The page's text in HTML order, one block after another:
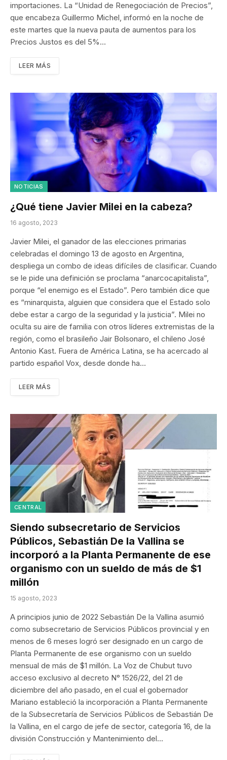
importaciones. La “Unidad de Renegociación de Precios”,
que encabeza Guillermo Michel, informó en la noche de
este martes que la nueva pauta de aumentos para los
Precios Justos es del 5%…
LEER MÁS
NOTICIAS
¿Qué tiene Javier Milei en la cabeza?
16 agosto, 2023
Javier Milei, el ganador de las elecciones primarias
celebradas el domingo 13 de agosto en Argentina,
despliega un combo de ideas difíciles de clasificar. Cuando
se le pide una definición se proclama “anarcocapitalista”,
porque “el enemigo es el Estado”. Pero también dice que
es “minarquista, alguien que considera que el Estado solo
debe estar a cargo de la seguridad y la justicia”. Milei no
oculta su aire de familia con otros líderes extremistas de la
región, como el brasileño Jair Bolsonaro, el chileno José
Antonio Kast. Fuera de América Latina, se ha acercado al
partido español Vox, desde donde ha…
LEER MÁS
CENTRAL
Siendo subsecretario de Servicios
Públicos, Sebastián De la Vallina se
incorporó a la Planta Permanente de ese
organismo con un sueldo de más de $1
millón
15 agosto, 2023
A principios junio de 2022 Sebastián De la Vallina asumió
como subsecretario de Servicios Públicos provincial y en
menos de 6 meses logró ser designado en un cargo de
Planta Permanente de ese organismo con un sueldo
mensual de más de $1 millón. La Voz de Chubut tuvo
acceso exclusivo al decreto N° 1526/22, del 21 de
diciembre del año pasado, en el cual el gobernador
Mariano estableció la incorporación a Planta Permanente
de la Subsecretaría de Servicios Públicos de Sebastián De
la Vallina, en el cargo de jefe de sector, categoría 16, de la
división Construcción y Mantenimiento del…